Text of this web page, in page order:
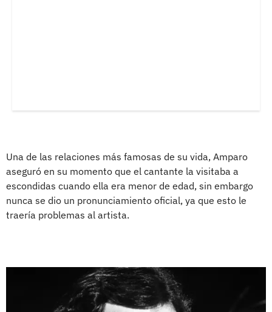
Una de las relaciones más famosas de su vida, Amparo
aseguró en su momento que el cantante la visitaba a
escondidas cuando ella era menor de edad, sin embargo
nunca se dio un pronunciamiento oficial, ya que esto le
traería problemas al artista.